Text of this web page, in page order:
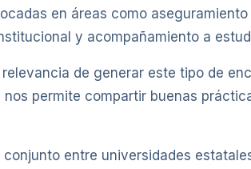
en áreas como
y acompañamiento a
de generar este tipo de
nos permite compartir buenas
entre universidades